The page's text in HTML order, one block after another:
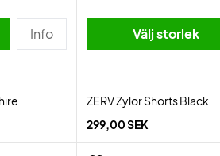
Info Välj storlek
ZERV Zylor Shorts Black
299,00 SEK